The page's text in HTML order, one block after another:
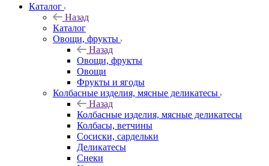
Каталог
Назад
Каталог
Овощи, фрукты
Назад
Овощи, фрукты
Овощи
Фрукты и ягоды
Колбасные изделия, мясные деликатесы
Назад
Колбасные изделия, мясные деликатесы
Колбасы, ветчины
Сосиски, сардельки
Деликатесы
Снеки